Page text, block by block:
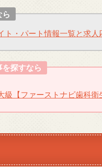
ト・パート情報一覧と求人
探すなら
級【ファーストナビ歯科衛